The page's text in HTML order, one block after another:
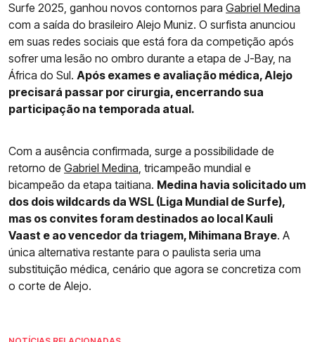
Surfe 2025, ganhou novos contornos para Gabriel Medina
com a saída do brasileiro Alejo Muniz. O surfista anunciou
em suas redes sociais que está fora da competição após
sofrer uma lesão no ombro durante a etapa de J-Bay, na
África do Sul. Após exames e avaliação médica, Alejo
precisará passar por cirurgia, encerrando sua
participação na temporada atual.
Com a ausência confirmada, surge a possibilidade de
retorno de Gabriel Medina, tricampeão mundial e
bicampeão da etapa taitiana. Medina havia solicitado um
dos dois wildcards da WSL (Liga Mundial de Surfe),
mas os convites foram destinados ao local Kauli
Vaast e ao vencedor da triagem, Mihimana Braye. A
única alternativa restante para o paulista seria uma
substituição médica, cenário que agora se concretiza com
o corte de Alejo.